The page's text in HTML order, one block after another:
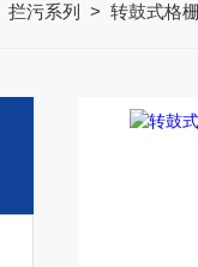
拦污系列 > 转鼓式格